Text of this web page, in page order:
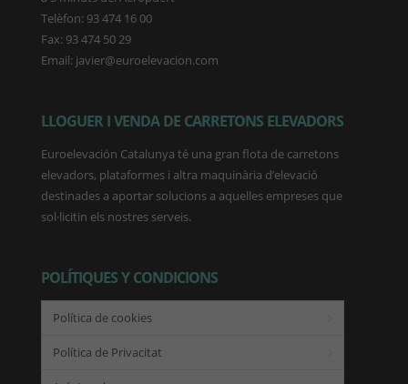
Telèfon: 93 474 16 00
Fax: 93 474 50 29
Email: javier@euroelevacion.com
LLOGUER I VENDA DE CARRETONS ELEVADORS
Euroelevación Catalunya té una gran flota de carretons
elevadors, plataformes i altra maquinària d’elevació
destinades a aportar solucions a aquelles empreses que
sol·licitin els nostres serveis.
POLÍTIQUES Y CONDICIONS
Política de cookies
Política de Privacitat